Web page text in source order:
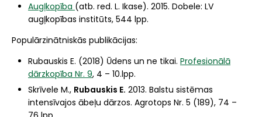
Augļkopība (atb. red. L. Ikase). 2015. Dobele: LV
augļkopības institūts, 544 lpp.
Populārzinātniskās publikācijas:
Rubauskis E. (2018) Ūdens un ne tikai. Profesionālā
dārzkopība Nr. 9, 4 – 10.lpp.
Skrīvele M., Rubauskis E. 2013. Balstu sistēmas
intensīvajos ābeļu dārzos. Agrotops Nr. 5 (189), 74 –